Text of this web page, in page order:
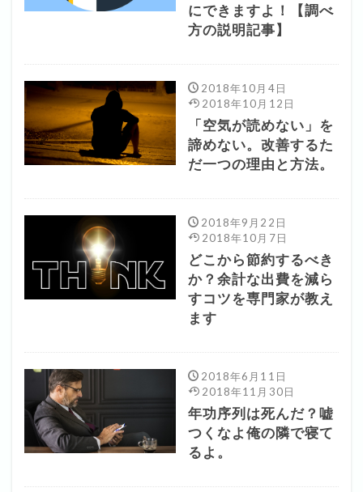
にできますよ！【調べ
方の説明記事】
2018年10月4日
2018年10月12日
「空気が読めない」を
諦めない。改善するた
だ一つの理由と方法。
2018年9月22日
2018年10月7日
どこから節約するべき
か？余計な出費を減ら
すコツを専門家が教え
ます
2018年6月11日
2018年11月30日
年功序列は死んだ？嘘
つくなよ俺の隣で寝て
るよ。